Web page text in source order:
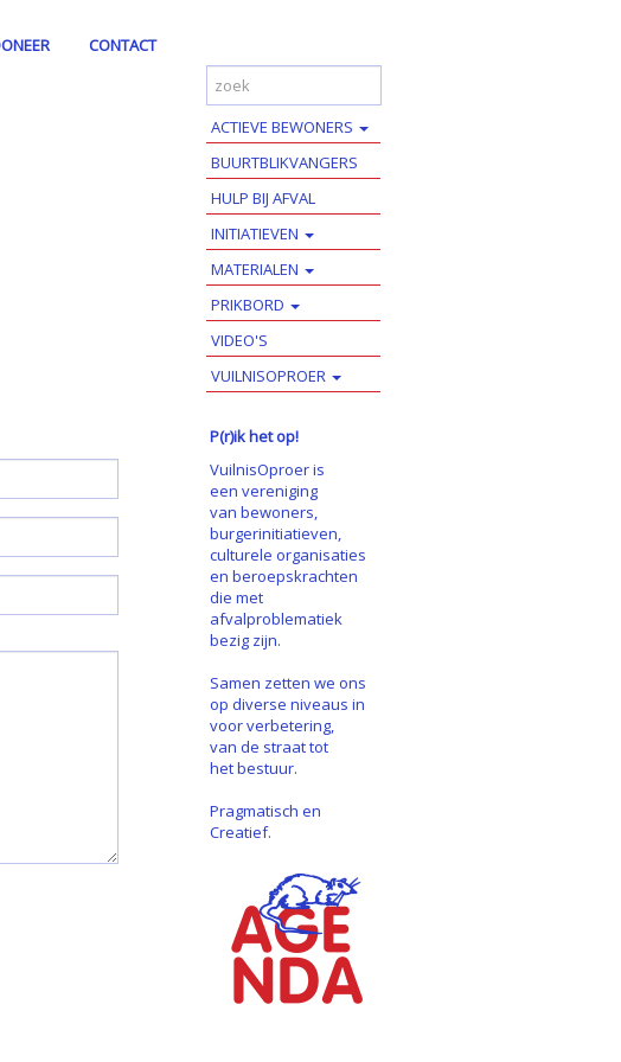
CONTACT
ACTIEVE BEWONERS
BUURTBLIKVANGERS
HULP BIJ AFVAL
INITIATIEVEN
MATERIALEN
PRIKBORD
VIDEO'S
VUILNISOPROER
P(r)ik het op!
VuilnisOproer is
een vereniging
van bewoners,
burgerinitiatieven,
culturele organisaties
en beroepskrachten
die met
afvalproblematiek
bezig zijn.
Samen zetten we ons
op diverse niveaus in
voor verbetering,
van de straat tot
het bestuur.
Pragmatisch en
Creatief.